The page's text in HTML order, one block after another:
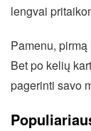
lengvai
Pamenu,
Bet po kelių
pagerinti savo